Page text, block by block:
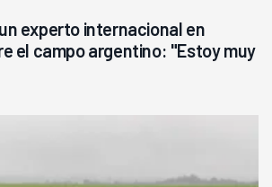
experto internacional en
el campo argentino: "Estoy muy